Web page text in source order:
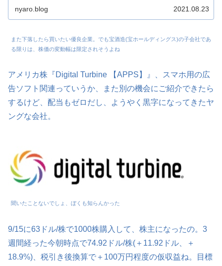
nyaro.blog 2021.08.23
また下落したら買いたい優良企業。でも宝酒造(宝ホールディングス)の子会社であ
る限りは、株価の変動幅は限定されそうよね
アメリカ株『Digital Turbine 【APPS】』、スマホ用の広
告ソフト関連っていうか、また別の機会にご紹介できたら
するけど、配当もゼロだし、ようやく黒字になってきたヤ
ングな会社。
聞いたことないでしょ、ぼくも知らんかった
9/15に63ドル/株で1000株購入して、株主になったの。3
週間経った今朝時点で74.92ドル/株(＋11.92ドル、＋
18.9%)、税引き後換算で＋100万円程度の仮収益ね。目標